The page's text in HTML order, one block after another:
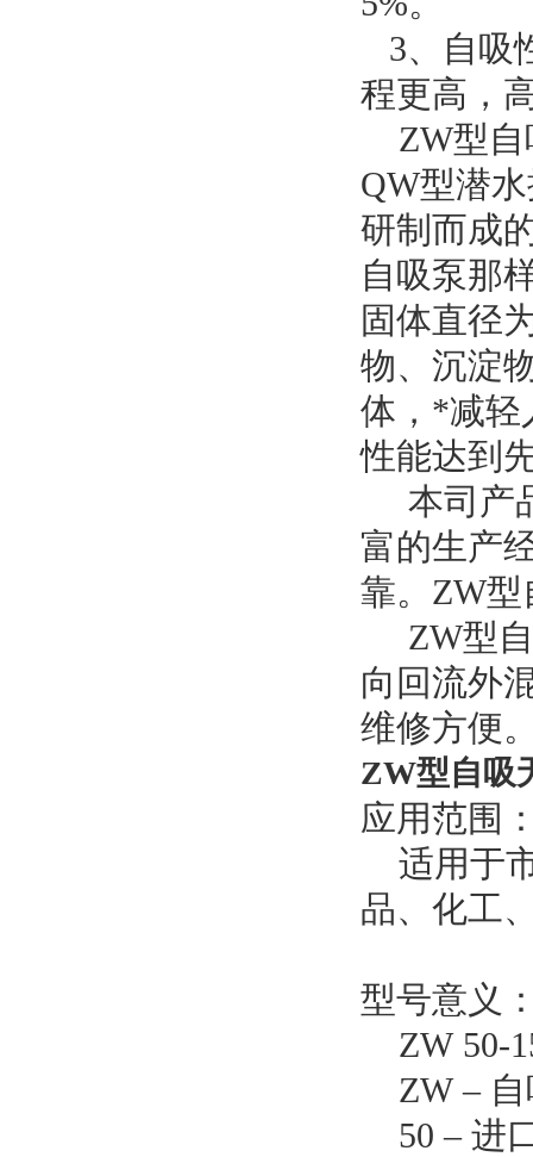
3、自吸
程更高，
ZW型
QW型潜
研制而成
自吸泵那
固体直径
物、沉淀
体，*减轻
性能达到
本司产
富的生产
靠。ZW
ZW型
向回流外
维修方便
ZW型自吸
应用范围
适用于
品、化工
型号意义
ZW 50-
ZW –
50 – 进